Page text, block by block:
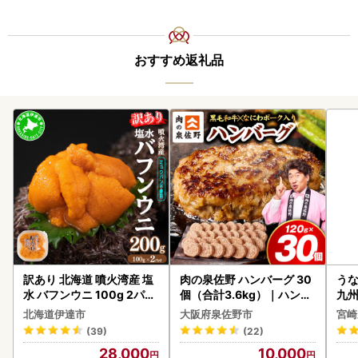
おすすめ返礼品
訳あり 北海道 噴火湾産 塩
水 バフンウニ 100g 2パッ
ク 計200g 《アフター保証
付き》うに ウニ 雲丹 海鮮
海の幸 魚介類 ウニ丼 お寿
北海道伊達市
(39)
28,000
肉の泉佐野 ハンバーグ 30
個（合計3.6kg）｜ハンバ
ーグ 訳あり 黒毛和牛×なに
わポーク
大阪府泉佐野市
(22)
10,000
う
九
宮